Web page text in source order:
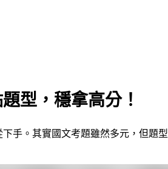
型，穩拿高分！
手。其實國文考題雖然多元，但題